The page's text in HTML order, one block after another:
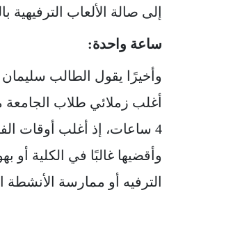
إلى صالة الألعاب الترفيهية
ساعة واحدة:
وأخيرًا يقول الطالب
4 ساعات، إذ أغلب أوقات
وأقضيها غالبًا في الكلية أو
الترفيه أو ممارسة